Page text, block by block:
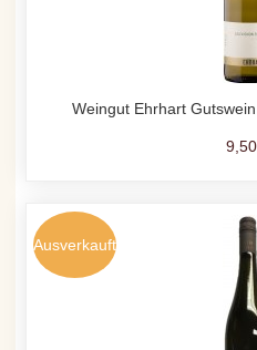
Weingut Ehrhart
Ausverkauft